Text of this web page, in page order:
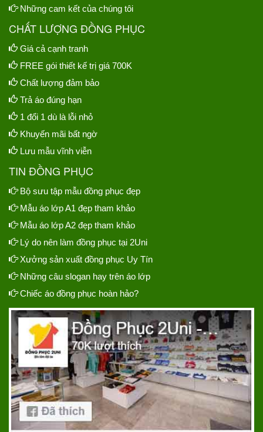
Những cam kết của chúng tôi
CHẤT LƯỢNG ĐỒNG PHỤC
Giá cả cạnh tranh
FREE gói thiết kế trị giá 700K
Chất lượng đảm bảo
Trả áo đúng hạn
1 đổi 1 dù là lỗi nhỏ
Khuyến mãi bất ngờ
Lưu mẫu vĩnh viễn
TIN ĐỒNG PHỤC
Bộ sưu tập mẫu đồng phục đẹp
Mẫu áo lớp A1 đẹp tham khảo
Mẫu áo lớp A2 đẹp tham khảo
Lý do nên làm đồng phục tại 2Uni
Xưởng sản xuất đồng phục Uy Tín
Những câu slogan hay trên áo lớp
Chiếc áo đồng phục hoàn hảo?